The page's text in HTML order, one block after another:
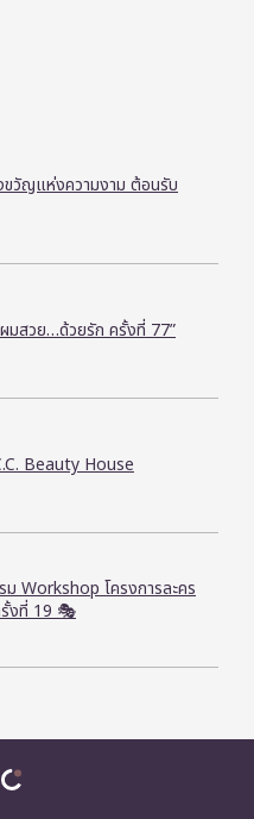
ขวัญแห่งความงาม ต้อนรับ
ผมสวย…ด้วยรัก ครั้งที่ 77”
Beauty House
Workshop โครงการละคร
รั้งที่ 19 🎭